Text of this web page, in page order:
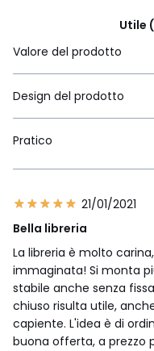
Utile
Valore del prodotto
Design del prodotto
Pratico
21/01/2021
Bella libreria
La libreria è molto
immaginata! Si monta
stabile anche senza
chiuso risulta utile,
capiente. L'idea è di
buona offerta, a prezzo